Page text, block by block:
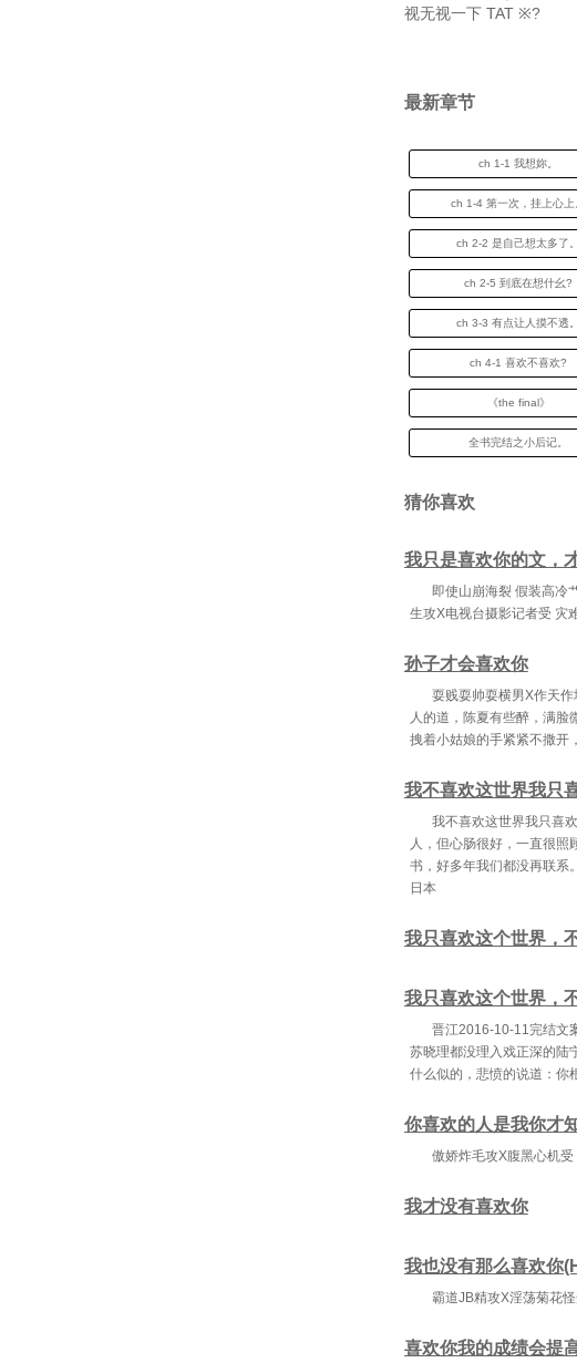
视无视一下 TAT ※?
最新章节
ch 1-1 我想妳。
ch 1-4 第一次，挂上心上
ch 2-2 是自己想太多了。
ch 2-5 到底在想什幺?
ch 3-3 有点让人摸不透。
ch 4-1 喜欢不喜欢?
《the final》
全书完结之小后记。
猜你喜欢
我只是喜欢你的文，
即使山崩海裂 假装高冷
生攻X电视台摄影记者受 灾
孙子才会喜欢你
耍贱耍帅耍横男X作天
人的道，陈夏有些醉，满脸
拽着小姑娘的手紧紧不撒开
我不喜欢这世界我只
我不喜欢这世界我只喜
人，但心肠很好，一直很照
书，好多年我们都没再联系
日本
我只喜欢这个世界，
我只喜欢这个世界，
晋江2016-10-11完结文
苏晓理都没理入戏正深的陆
什么似的，悲愤的说道：你
你喜欢的人是我你才
傲娇炸毛攻X腹黑心机
我才没有喜欢你
我也没有那么喜欢你
霸道JB精攻X淫荡菊花
喜欢你我的成绩会提